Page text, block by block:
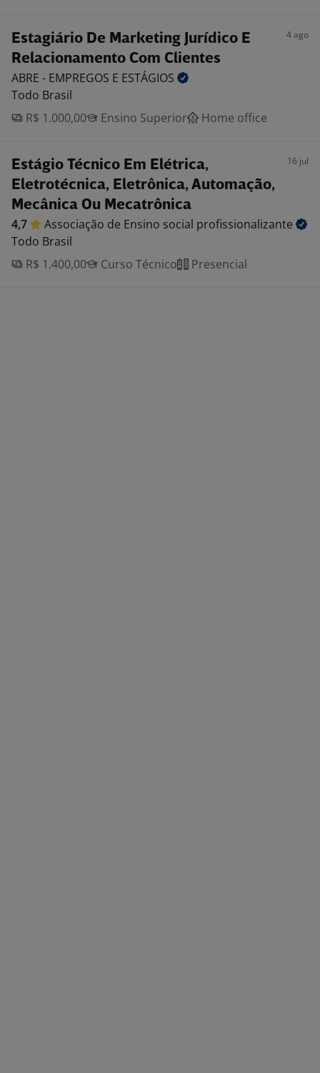
Estagiário De Marketing Jurídico E
Relacionamento Com Clientes
4 ago
ABRE - EMPREGOS E ESTÁGIOS
Todo Brasil
R$ 1.000,00
Ensino Superior Home office
Estágio Técnico Em Elétrica,
Eletrotécnica, Eletrônica, Automação,
Mecânica Ou Mecatrônica
16 jul
4,7 Associação de Ensino social profissionalizante
Todo Brasil
R$ 1.400,00
Curso Técnico Presencial